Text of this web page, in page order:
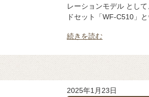
レーションモデル とし
ドセット「WF-C510」
続きを読む
2025年1月23日